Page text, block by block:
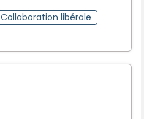
Collaboration libérale